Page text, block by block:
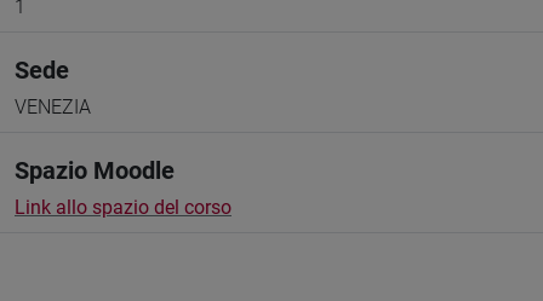
1
Sede
VENEZIA
Spazio Moodle
Link allo spazio del corso